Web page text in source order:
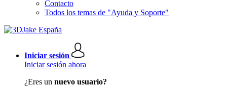
Contacto
Todos los temas de "Ayuda y Soporte"
Iniciar sesión
Iniciar sesión ahora
¿Eres un nuevo usuario?